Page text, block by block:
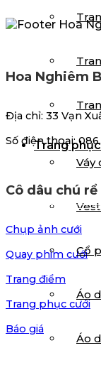
Trang
Váy
Cổ
Áo
Áo
Hoa Nghiêm
Địa chỉ: 33 Vạn
Số điện thoại:
Cô dâu chú
Chụp ảnh cưới
Quay phim cưới
Trang điểm
Trang phục cưới
Báo giá